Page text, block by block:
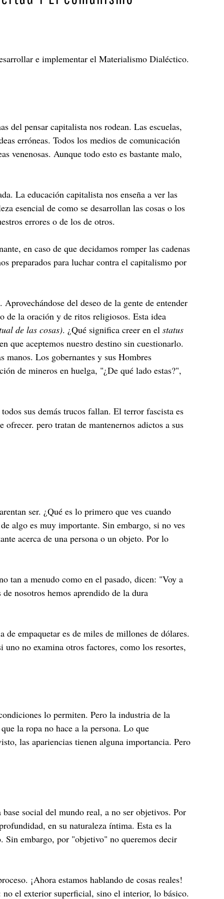
e implementar el Materialismo Dialéctico.
del pensar capitalista nos rodean. Las escuelas,
erróneas. Todos los medios de comunicación
venenosas. Aunque todo esto es bastante malo,
La educación capitalista nos enseña a ver las
esencial de como se desarrollan las cosas o los
errores o de los de otros.
en caso de que decidamos romper las cadenas
preparados para luchar contra el capitalismo por
del deseo de la gente de entender
de la oración y de ritos religiosos. Esta idea
de las cosas). ¿Qué significa creer en elstatus
que aceptemos nuestro destino sin cuestionarlo.
manos. Los gobernantes y sus Hombres
de mineros en huelga, "¿De qué lado estas?",
sus demás trucos fallan. El terror fascista es
pero tratan de mantenernos adictos a sus
ser. ¿Qué es lo primero que ves cuando
algo es muy importante. Sin embargo, si no ves
acerca de una persona o un objeto. Por lo
tan a menudo como en el pasado, dicen: "Voy a
nosotros hemos aprendido de la dura
empaquetar es de miles de millones de dólares.
no examina otros factores, como los resortes,
lo permiten. Pero la industria de la
la ropa no hace a la persona. Lo que
las apariencias tienen alguna importancia. Pero
social del mundo real, a no ser objetivos. Por
en su naturaleza íntima. Esta es la
Sin embargo, por "objetivo" no queremos decir
¡Ahora estamos hablando de cosas reales!
no el exterior superficial, sino el interior, lo básico.